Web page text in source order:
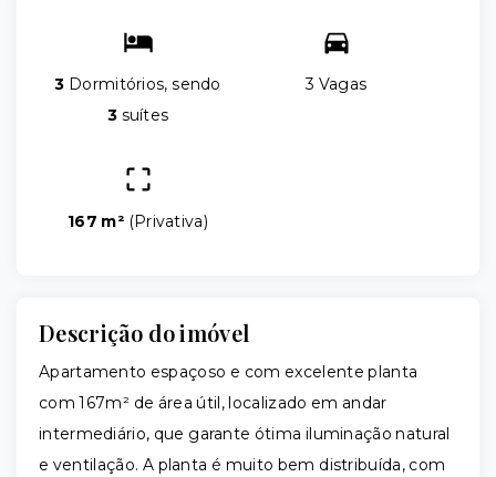
3 Dormitórios, sendo
3suítes
3 Vagas
167 m² (Privativa)
Descrição do imóvel
Apartamento espaçoso e com excelente planta
com 167m² de área útil, localizado em andar
intermediário, que garante ótima iluminação natural
e ventilação. A planta é muito bem distribuída, com